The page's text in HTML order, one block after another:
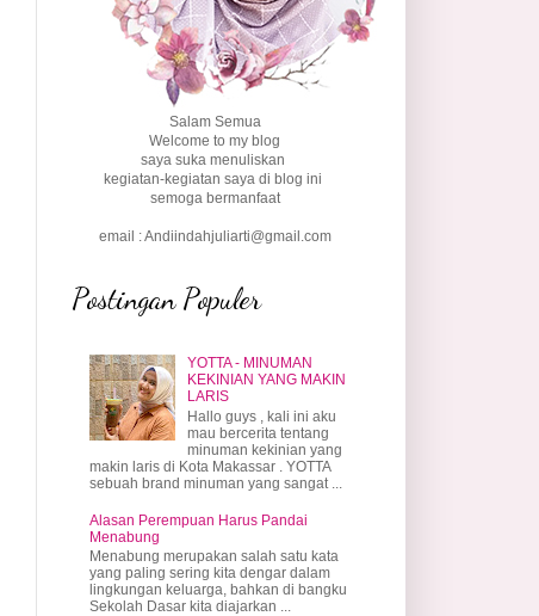
Salam Semua
Welcome to my blog
saya suka menuliskan
kegiatan-kegiatan saya di blog ini
semoga bermanfaat
email : Andiindahjuliarti@gmail.com
Postingan Populer
YOTTA - MINUMAN
KEKINIAN YANG MAKIN
LARIS
Hallo guys , kali ini aku
mau bercerita tentang
minuman kekinian yang
makin laris di Kota Makassar . YOTTA
sebuah brand minuman yang sangat ...
Alasan Perempuan Harus Pandai
Menabung
Menabung merupakan salah satu kata
yang paling sering kita dengar dalam
lingkungan keluarga, bahkan di bangku
Sekolah Dasar kita diajarkan ...